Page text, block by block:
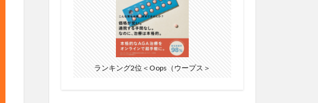
ランキング2位＜Oops（ウープス＞